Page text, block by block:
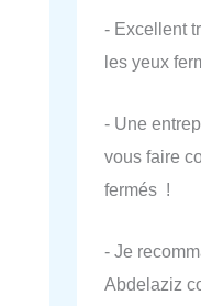
- Excellent
les yeux
- Une
vous faire
fermés !
- Je
Abdelaziz